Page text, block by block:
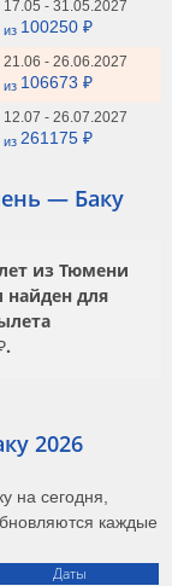
17.05 - 31.05.2027
из 100250 ₽
21.06 - 26.06.2027
из 106673 ₽
12.07 - 26.07.2027
из 261175 ₽
— Баку
из Тюмени
найден для
2026
на сегодня,
каждые
Даты